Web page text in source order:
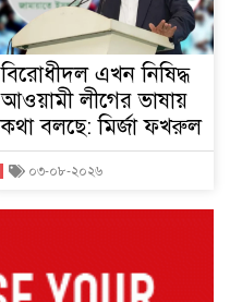
বিরোধীদল এখন নিষিদ্ধ
আওয়ামী লীগের ভাষায়
কথা বলছে: মির্জা ফখরুল
০৩-০৮-২০২৬